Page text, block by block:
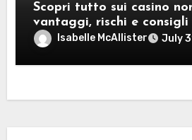
Scopri tutto sui casino
vantaggi, rischi e
giocatori italiani
Isabelle McAllister July